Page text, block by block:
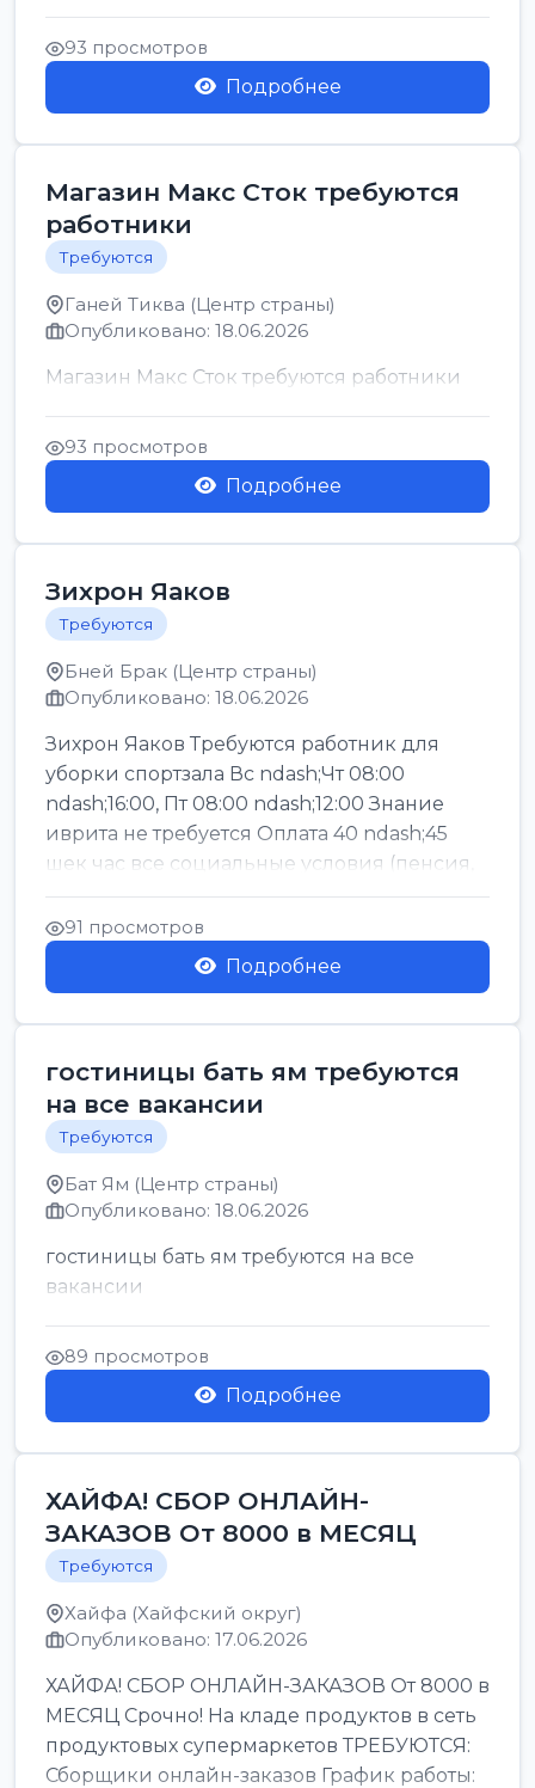
позицию возможна дом...
93 просмотров
Подробнее
Магазин Макс Сток требуются
работники
Требуются
Ганей Тиква (Центр страны)
Опубликовано: 18.06.2026
Магазин Макс Сток требуются работники
93 просмотров
Подробнее
Зихрон Яаков
Требуются
Бней Брак (Центр страны)
Опубликовано: 18.06.2026
Зихрон Яаков Требуются работник для
уборки спортзала Вс ndash;Чт 08:00
ndash;16:00, Пт 08:00 ndash;12:00 Знание
иврита не требуется Оплата 40 ndash;45
шек час все социальные условия (пенсия,
керен ишт...
91 просмотров
Подробнее
гостиницы бать ям требуются
на все вакансии
Требуются
Бат Ям (Центр страны)
Опубликовано: 18.06.2026
гостиницы бать ям требуются на все
вакансии
89 просмотров
Подробнее
ХАЙФА! СБОР ОНЛАЙН-
ЗАКАЗОВ От 8000 в МЕСЯЦ
Требуются
Хайфа (Хайфский округ)
Опубликовано: 17.06.2026
ХАЙФА! СБОР ОНЛАЙН-ЗАКАЗОВ От 8000 в
МЕСЯЦ Срочно! На кладе продуктов в сеть
продуктовых супермаркетов ТРЕБУЮТСЯ:
Сборщики онлайн-заказов График работы: